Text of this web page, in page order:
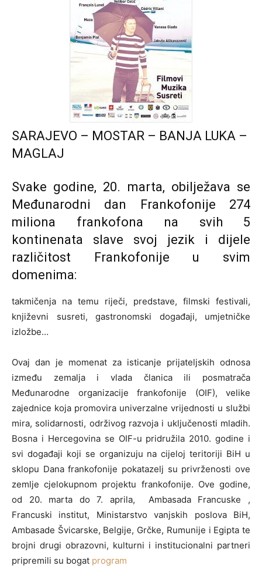
SARAJEVO – MOSTAR – BANJA LUKA –
MAGLAJ
Svake godine, 20. marta, obilježava se
Međunarodni dan Frankofonije 274
miliona frankofona na svih 5
kontinenata slave svoj jezik i dijele
različitost Frankofonije u svim
domenima:
takmičenja na temu riječi, predstave, filmski festivali,
književni susreti, gastronomski događaji, umjetničke
izložbe…
Ovaj dan je momenat za isticanje prijateljskih odnosa
između zemalja i vlada članica ili posmatrača
Međunarodne organizacije frankofonije (OIF), velike
zajednice koja promovira univerzalne vrijednosti u službi
mira, solidarnosti, održivog razvoja i uključenosti mladih.
Bosna i Hercegovina se OIF-u pridružila 2010. godine i
svi događaji koji se organizuju na cijeloj teritoriji BiH u
sklopu Dana frankofonije pokatazelj su privrženosti ove
zemlje cjelokupnom projektu frankofonije. Ove godine,
od 20. marta do 7. aprila, Ambasada Francuske ,
Francuski institut, Ministarstvo vanjskih poslova BiH,
Ambasade Švicarske, Belgije, Grčke, Rumunije i Egipta te
brojni drugi obrazovni, kulturni i institucionalni partneri
pripremili su bogat program